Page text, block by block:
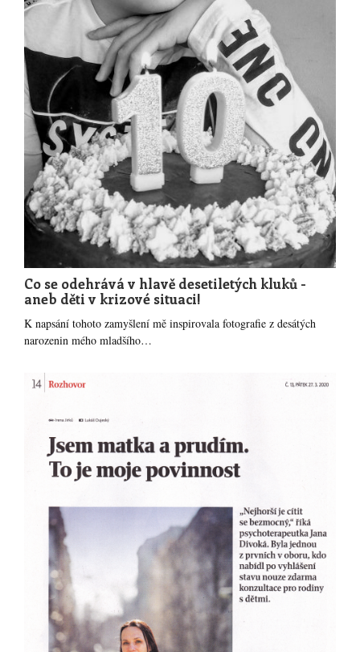
Co se odehrává v hlavě desetiletých kluků -
aneb děti v krizové situaci!
K napsání tohoto zamyšlení mě inspirovala fotografie z desátých
narozenin mého mladšího…